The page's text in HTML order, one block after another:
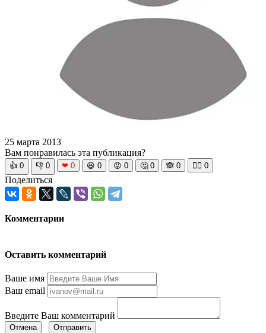
25 марта 2013
Вам понравилась эта публикация?
👍 0 👎 0 ❤ 0 😆 0 😡 0 🤔 0 🙈 0 🧘‍♀️ 0
Поделиться
Комментарии
Оставить комментарий
Ваше имя
Ваш email
Введите Ваш комментарий
Отмена Отправить